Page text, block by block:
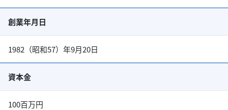
創業年月日
1982（昭和57）年9月20日
資本金
100百万円